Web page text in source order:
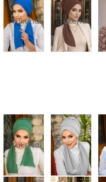
Tükendi Tükendi
Tükendi